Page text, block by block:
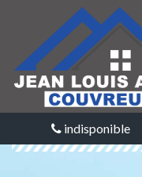
indisponible